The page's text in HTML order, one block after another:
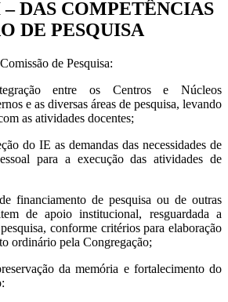
DAS COMPETÊNCIAS
DE PESQUISA
de Pesquisa:
entre os Centros e Núcleos
e as diversas áreas de pesquisa, levando
as atividades docentes;
do IE as demandas das necessidades de
para a execução das atividades de
financiamento de pesquisa ou de outras
de apoio institucional, resguardada a
conforme critérios para elaboração
ordinário pela Congregação;
da memória e fortalecimento do